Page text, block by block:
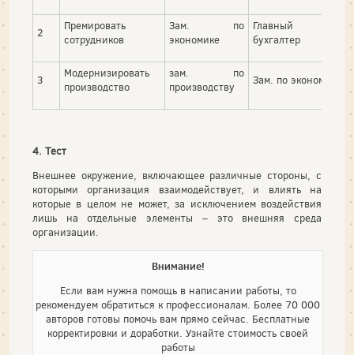
2
Премировать
сотрудников
Зам. по
экономике
Главный
бухгалтер
3
Модернизировать
производство
зам. по
производству
Зам. по экономике
4. Тест
Внешнее окружение, включающее различные стороны, с
которыми организация взаимодействует, и влиять на
которые в целом не может, за исключением воздействия
лишь на отдельные элементы – это внешняя среда
организации.
Внимание!
Если вам нужна помощь в написании работы, то
рекомендуем обратиться к профессионалам. Более 70 000
авторов готовы помочь вам прямо сейчас. Бесплатные
корректировки и доработки. Узнайте стоимость своей
работы